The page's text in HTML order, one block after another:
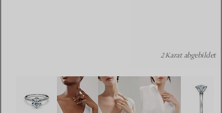
Der Tiffany® Setting: Verlobungsring in Platin
2 Karat abgebildet